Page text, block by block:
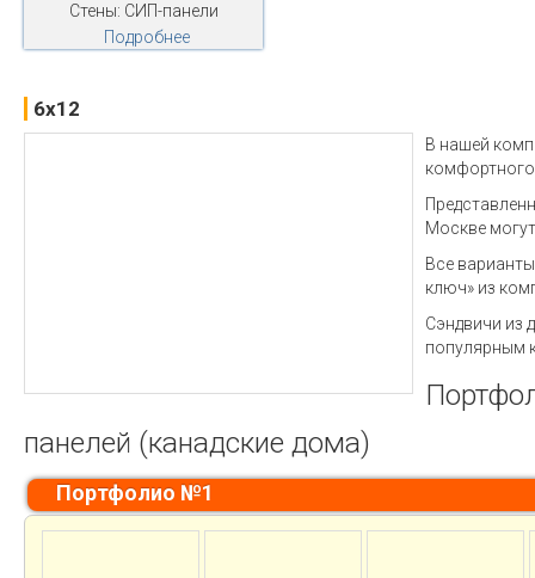
Стены: СИП-панели
Подробнее
6x12
В нашей
Москве
Все
ключ» из
Сэндвичи из
популярным
панелей (канадские дома)
Портфолио №1